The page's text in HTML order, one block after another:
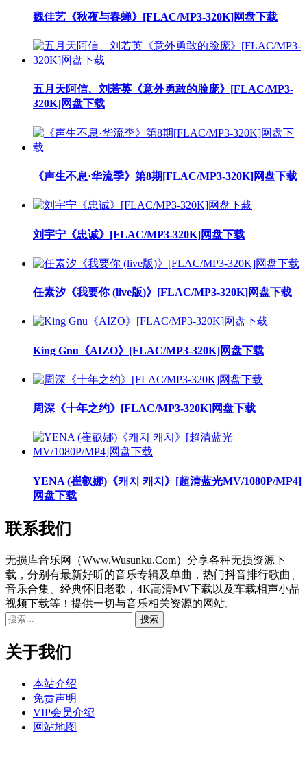
魏佳艺《秋夜与春蝉》[FLAC/MP3-320K]网盘下载
五月天阿信、刘若英《意外勇敢的脸庞》[FLAC/MP3-
320K]网盘下载
《声生不息·华流季》第8期[FLAC/MP3-320K]网盘下载
刘宇宁《忠诚》[FLAC/MP3-320K]网盘下载
任素汐《我要你 (live版)》[FLAC/MP3-320K]网盘下载
King Gnu《AIZO》[FLAC/MP3-320K]网盘下载
周深《十年之约》[FLAC/MP3-320K]网盘下载
YENA (崔叡娜)《캐치 캐치》[超清蓝光MV/1080P/MP4]
网盘下载
联系我们
无损库音乐网（Www.Wusunku.Com）分享各种无损资源下
载，分别有最新好听的音乐专辑及单曲，热门抖音排行歌曲、
音乐合集、经典怀旧老歌，4K高清MV下载以及车载相声小品
视频下载等！提供一切与音乐相关资源的网站。
关于我们
本站介绍
免责声明
VIP会员介绍
网站地图